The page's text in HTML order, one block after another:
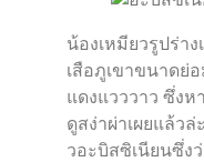
น้องเหมียวรูปร่า
เสือภูเขาขนาดย่
แดงแวววาว ซึ่ง
ดูสง่าผ่าเผยแล้ว
วอะบิสซิเนียนซึ่ง